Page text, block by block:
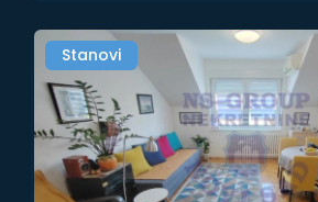
Stanovi